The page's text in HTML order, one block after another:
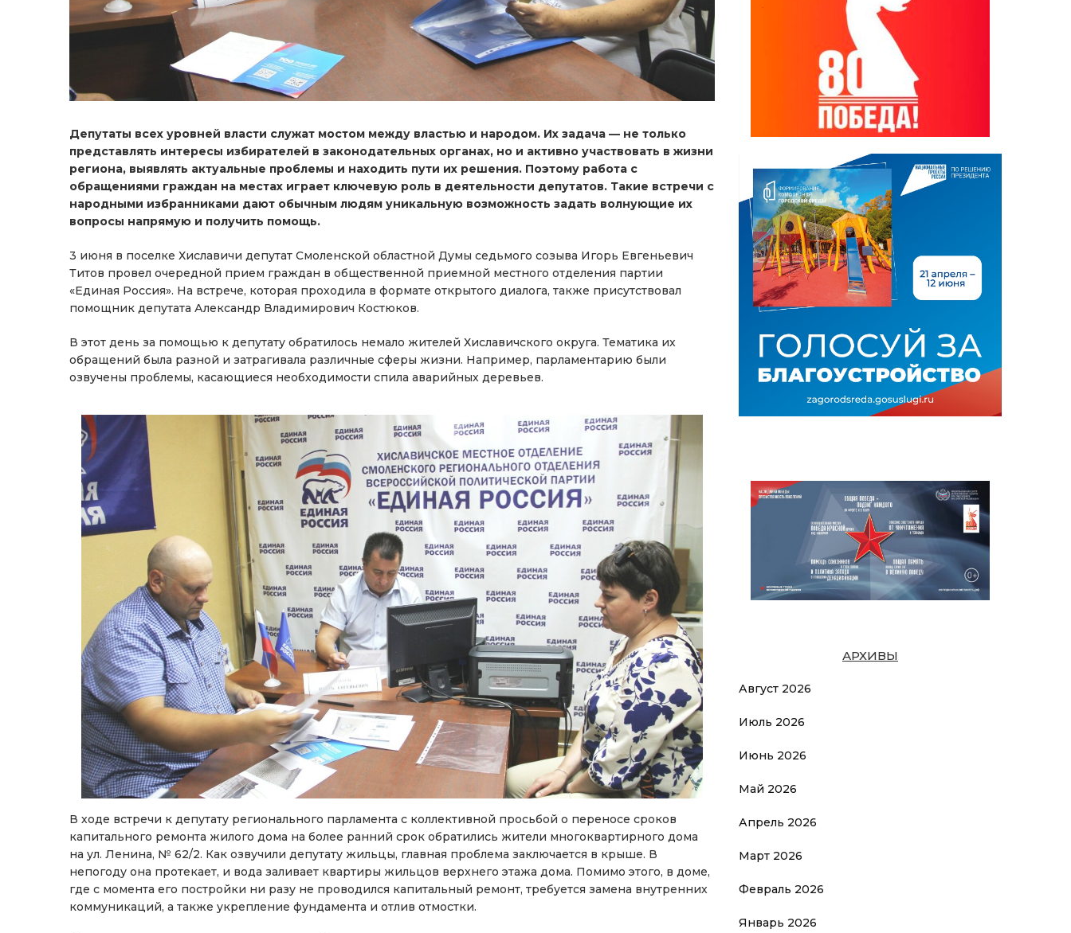
Депутаты всех уровней власти служат мостом между властью и народом. Их задача — не только
представлять интересы избирателей в законодательных органах, но и активно участвовать в жизни
региона, выявлять актуальные проблемы и находить пути их решения. Поэтому работа с
обращениями граждан на местах играет ключевую роль в деятельности депутатов. Такие встречи с
народными избранниками дают обычным людям уникальную возможность задать волнующие их
вопросы напрямую и получить помощь.
3 июня в поселке Хиславичи депутат Смоленской областной Думы седьмого созыва Игорь Евгеньевич
Титов провел очередной прием граждан в общественной приемной местного отделения партии
«Единая Россия». На встрече, которая проходила в формате открытого диалога, также присутствовал
помощник депутата Александр Владимирович Костюков.
В этот день за помощью к депутату обратилось немало жителей Хиславичского округа. Тематика их
обращений была разной и затрагивала различные сферы жизни. Например, парламентарию были
озвучены проблемы, касающиеся необходимости спила аварийных деревьев.
В ходе встречи к депутату регионального парламента с коллективной просьбой о переносе сроков
капитального ремонта жилого дома на более ранний срок обратились жители многоквартирного дома
на ул. Ленина, № 62/2. Как озвучили депутату жильцы, главная проблема заключается в крыше. В
непогоду она протекает, и вода заливает квартиры жильцов верхнего этажа дома. Помимо этого, в доме,
где с момента его постройки ни разу не проводился капитальный ремонт, требуется замена внутренних
коммуникаций, а также укрепление фундамента и отлив отмостки.
АРХИВЫ
Август 2026
Июль 2026
Июнь 2026
Май 2026
Апрель 2026
Март 2026
Февраль 2026
Январь 2026